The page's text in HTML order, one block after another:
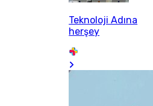
Teknoloji Adına
herşey